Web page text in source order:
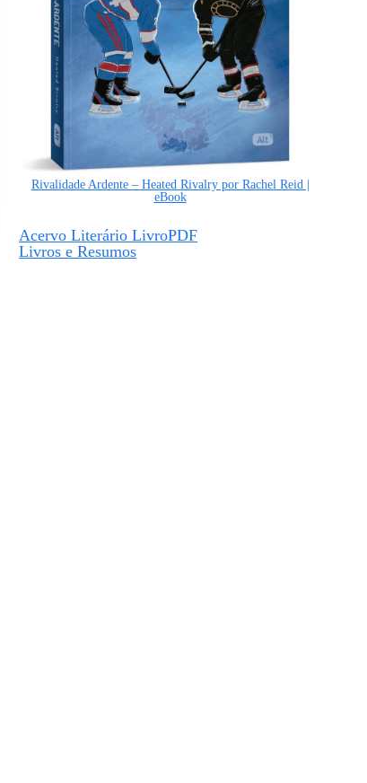
Rivalidade Ardente – Heated Rivalry por Rachel Reid |
eBook
Acervo Literário LivroPDF
Livros e Resumos